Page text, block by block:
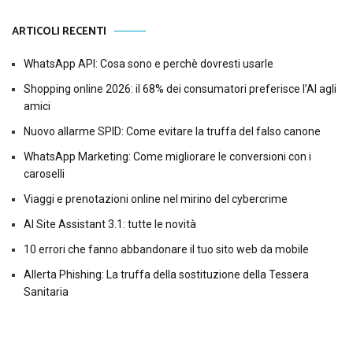
ARTICOLI RECENTI
WhatsApp API: Cosa sono e perchè dovresti usarle
Shopping online 2026: il 68% dei consumatori preferisce l’AI agli
amici
Nuovo allarme SPID: Come evitare la truffa del falso canone
WhatsApp Marketing: Come migliorare le conversioni con i
caroselli
Viaggi e prenotazioni online nel mirino del cybercrime
AI Site Assistant 3.1: tutte le novità
10 errori che fanno abbandonare il tuo sito web da mobile
Allerta Phishing: La truffa della sostituzione della Tessera
Sanitaria